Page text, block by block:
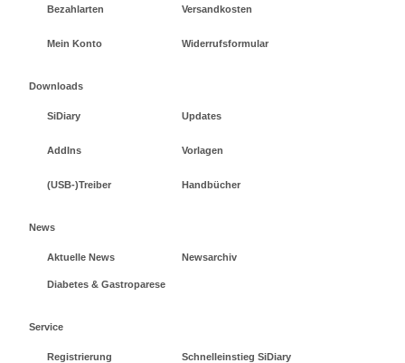
Bezahlarten Versandkosten
Mein Konto Widerrufsformular
Downloads
SiDiary Updates
AddIns Vorlagen
(USB-)Treiber Handbücher
News
Aktuelle News Newsarchiv
Diabetes & Gastroparese
Service
Registrierung Schnelleinstieg SiDiary